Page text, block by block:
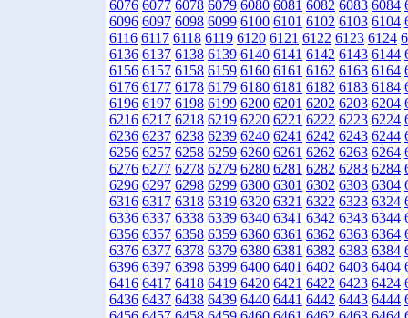
6076 6077 6078 6079 6080 6081 6082 6083 6084
6096 6097 6098 6099 6100 6101 6102 6103 6104
6116 6117 6118 6119 6120 6121 6122 6123 6124
6136 6137 6138 6139 6140 6141 6142 6143 6144
6156 6157 6158 6159 6160 6161 6162 6163 6164
6176 6177 6178 6179 6180 6181 6182 6183 6184
6196 6197 6198 6199 6200 6201 6202 6203 6204
6216 6217 6218 6219 6220 6221 6222 6223 6224
6236 6237 6238 6239 6240 6241 6242 6243 6244
6256 6257 6258 6259 6260 6261 6262 6263 6264
6276 6277 6278 6279 6280 6281 6282 6283 6284
6296 6297 6298 6299 6300 6301 6302 6303 6304
6316 6317 6318 6319 6320 6321 6322 6323 6324
6336 6337 6338 6339 6340 6341 6342 6343 6344
6356 6357 6358 6359 6360 6361 6362 6363 6364
6376 6377 6378 6379 6380 6381 6382 6383 6384
6396 6397 6398 6399 6400 6401 6402 6403 6404
6416 6417 6418 6419 6420 6421 6422 6423 6424
6436 6437 6438 6439 6440 6441 6442 6443 6444